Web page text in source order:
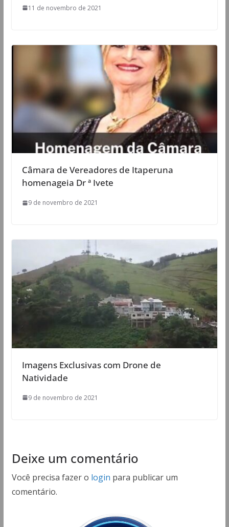
11 de novembro de 2021
Câmara de Vereadores de Itaperuna
homenageia Dr ª Ivete
9 de novembro de 2021
Imagens Exclusivas com Drone de
Natividade
9 de novembro de 2021
Deixe um comentário
Você precisa fazer o login para publicar um
comentário.